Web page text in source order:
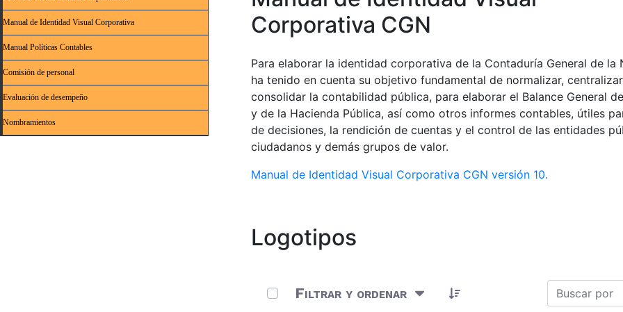
Manual de Identidad Visual Corporativa
Manual Políticas Contables
Comisión de personal
Evaluación de desempeño
Nombramientos
Corporativa CGN
Para elaborar la identidad corporativa de la Contaduría General de la
ha tenido en cuenta su objetivo fundamental de normalizar,
consolidar la contabilidad pública, para elaborar el Balance General
y de la Hacienda Pública, así como otros informes contables, útiles
de decisiones, la rendición de cuentas y el control de las entidades
ciudadanos y demás grupos de valor.
Manual de Identidad Visual Corporativa CGN versión 10.
Logotipos
Filtrar y ordenar